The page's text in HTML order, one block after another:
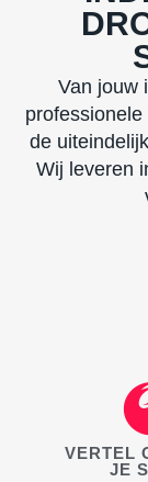
Van jouw
de
Wij leveren
VERTEL
JE